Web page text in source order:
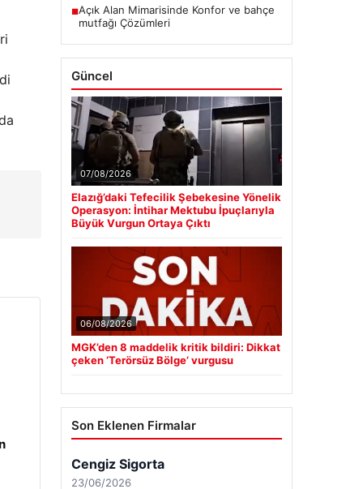
■Açık Alan Mimarisinde Konfor ve bahçe
mutfağı Çözümleri
Güncel
07/08/2026
Elazığ’daki Tefecilik Şebekesine Yönelik
Operasyon: İntihar Mektubu İpuçlarıyla
Büyük Vurgun Ortaya Çıktı
06/08/2026
MGK’den 8 maddelik kritik bildiri: Dikkat
çeken ‘Terörsüz Bölge’ vurgusu
Son Eklenen Firmalar